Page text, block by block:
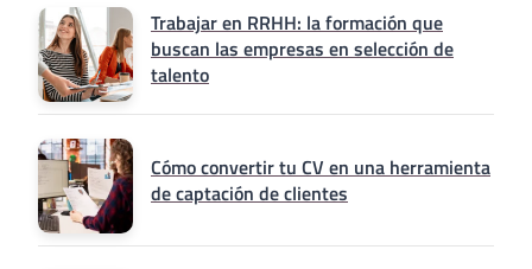
Trabajar en RRHH: la formación que
buscan las empresas en selección de
talento
Cómo convertir tu CV en una herramienta
de captación de clientes